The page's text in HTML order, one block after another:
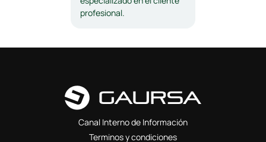
profesional.
Canal Interno de Información
Terminos y condiciones